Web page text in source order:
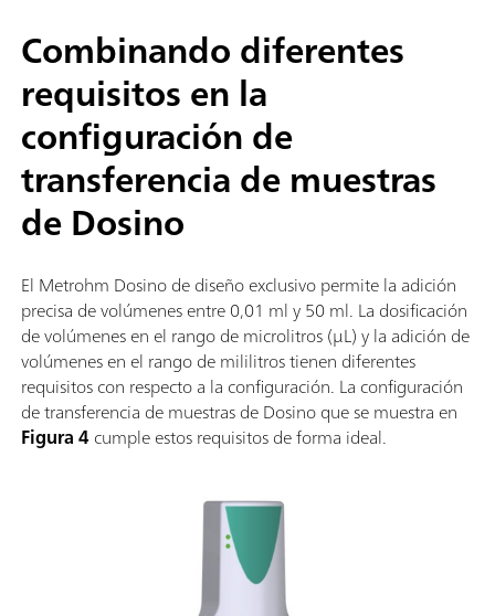
Combinando diferentes
requisitos en la
configuración de
transferencia de muestras
de Dosino
El Metrohm Dosino de diseño exclusivo permite la adición
precisa de volúmenes entre 0,01 ml y 50 ml. La dosificación
de volúmenes en el rango de microlitros (μL) y la adición de
volúmenes en el rango de mililitros tienen diferentes
requisitos con respecto a la configuración. La configuración
de transferencia de muestras de Dosino que se muestra en
Figura 4cumple estos requisitos de forma ideal.